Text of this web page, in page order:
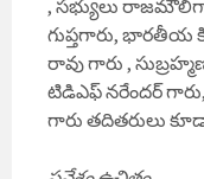
, సభ్యులు
గుప్తగారు, భారతీయ
రావు గారు ,
టిడిఎఫ్ నరేందర్ గారు,
గారు తదితరులు